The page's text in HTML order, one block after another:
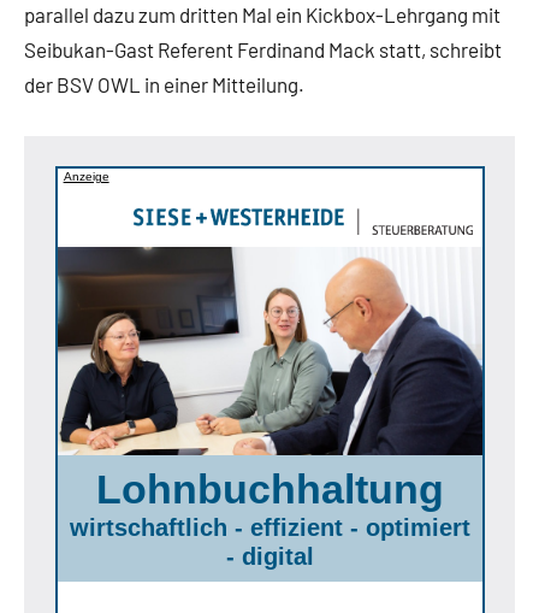
parallel dazu zum dritten Mal ein Kickbox-Lehrgang mit
Seibukan-Gast Referent Ferdinand Mack statt, schreibt
der BSV OWL in einer Mitteilung.
Anzeige
Lohnbuchhaltung
wirtschaftlich - effizient - optimiert
- digital